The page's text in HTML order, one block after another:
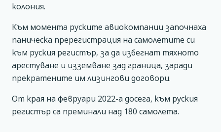
колония.
Към момента руските авиокомпании започнаха
паническа пререгистрация на самолетите си
към руския регистър, за да избегнат тяхното
арестуване и изземване зад граница, заради
прекратените им лизингови договори.
От края на февруари 2022-а досега, към руския
регистър са преминали над 180 самолета.